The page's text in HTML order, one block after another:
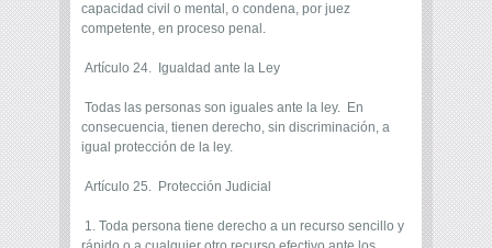
capacidad civil o mental, o condena, por juez
competente, en proceso penal.
Artículo 24. Igualdad ante la Ley
Todas las personas son iguales ante la ley. En
consecuencia, tienen derecho, sin discriminación, a
igual protección de la ley.
Artículo 25. Protección Judicial
1. Toda persona tiene derecho a un recurso sencillo y